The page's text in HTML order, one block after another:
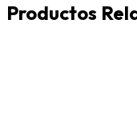
Productos